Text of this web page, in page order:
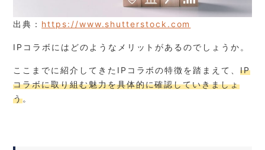
出典： https://www.shutterstock.com
IPコラボにはどのようなメリットがあるのでしょうか。
ここまでに紹介してきたIPコラボの特徴を踏まえて、 IP
コラボに取り組む魅力を具体的に確認していきましょ
う。